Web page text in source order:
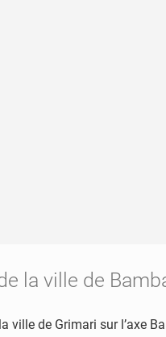
la ville de
ville de Grimari sur